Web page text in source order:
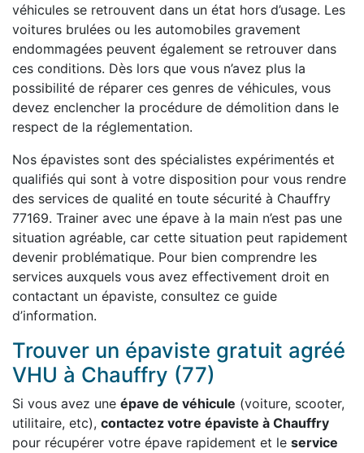
véhicules se retrouvent dans un état hors d’usage. Les
voitures brulées ou les automobiles gravement
endommagées peuvent également se retrouver dans
ces conditions. Dès lors que vous n’avez plus la
possibilité de réparer ces genres de véhicules, vous
devez enclencher la procédure de démolition dans le
respect de la réglementation.
Nos épavistes sont des spécialistes expérimentés et
qualifiés qui sont à votre disposition pour vous rendre
des services de qualité en toute sécurité à Chauffry
77169. Trainer avec une épave à la main n’est pas une
situation agréable, car cette situation peut rapidement
devenir problématique. Pour bien comprendre les
services auxquels vous avez effectivement droit en
contactant un épaviste, consultez ce guide
d’information.
Trouver un épaviste gratuit agréé
VHU à Chauffry (77)
Si vous avez une épave de véhicule (voiture, scooter,
utilitaire, etc), contactez votre épaviste à Chauffry
pour récupérer votre épave rapidement et le service